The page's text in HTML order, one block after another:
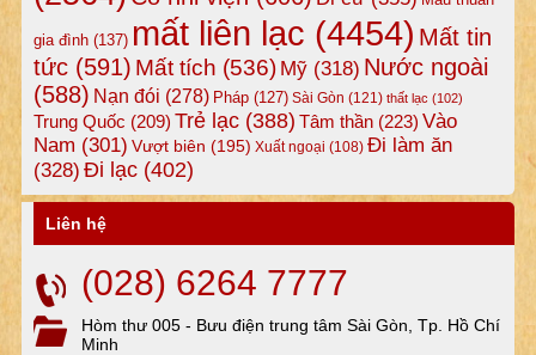
gia đình(137) mất liên lạc (4454) Mất tin
tức(591) Mất tích (536) Mỹ(318) Nước ngoài
(588) Nạn đói (278) Pháp(127) Sài Gòn (121) thất lạc (102)
Trung Quốc (209) Trẻ lạc(388) Tâm thần(223) Vào
Nam (301) Vượt biên (195) Xuất ngoại (108) Đi làm ăn
(328) Đi lạc(402)
Liên hệ
(028) 6264 7777
Hòm thư 005 - Bưu điện trung tâm Sài Gòn, Tp. Hồ Chí
Minh